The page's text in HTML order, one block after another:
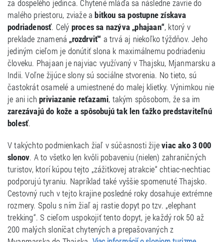
za dospelého jedinca. Chytené mláďa sa následne zavrie do
malého priestoru, zviaže abitkou sa postupne získava
podriadenosť. Celý proces sa nazýva „phajaan“, ktorý v
preklade znamená„rozdrviť“ a trvá aj niekoľko týždňov. Jeho
jediným cieľom je donútiť slona k maximálnemu podriadeniu
človeku. Phajaan je najviac využívaný v Thajsku, Mjanmarsku a
Indii. Voľne žijúce slony sú sociálne stvorenia. No tieto, sú
častokrát osamelé a umiestnené do malej klietky. Výnimkou nie
je ani ichpriviazanie reťazami, takým spôsobom, že sa im
zarezávajú do kože a spôsobujú tak len ťažko predstaviteľnú
bolesť.
V takýchto podmienkach žiaľ v súčasnosti žijeviac ako 3 000
slonov. A to všetko len kvôli pobaveniu (nielen) zahraničných
turistov, ktorí kúpou tejto „zážitkovej atrakcie“ chtiac-nechtiac
podporujú tyraniu. Napríklad také vyššie spomenuté Thajsko.
Cestovný ruch v tejto krajine posledné roky dosahuje extrémne
rozmery. Spolu s ním žiaľ aj rastie dopyt po tzv. „elephant
trekking“. S cieľom uspokojiť tento dopyt, je každý rok 50 až
200 malých sloníčat chytených a prepašovaných z